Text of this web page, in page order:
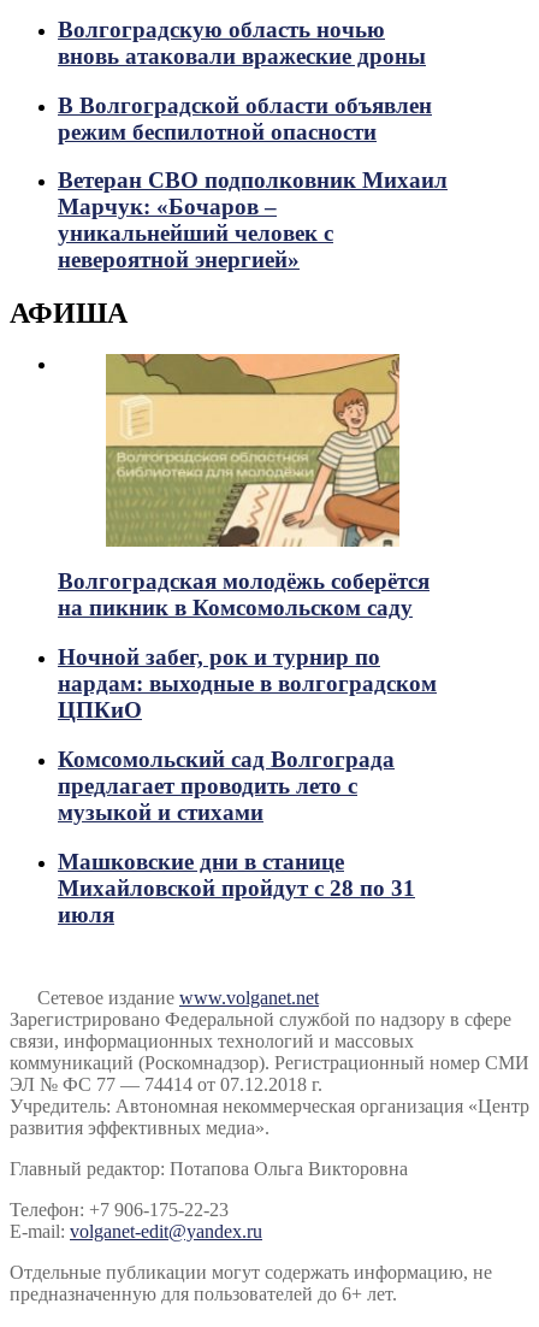
Волгоградскую область ночью
вновь атаковали вражеские дроны
В Волгоградской области объявлен
режим беспилотной опасности
Ветеран СВО подполковник Михаил
Марчук: «Бочаров –
уникальнейший человек с
невероятной энергией»
АФИША
Волгоградская молодёжь соберётся
на пикник в Комсомольском саду
Ночной забег, рок и турнир по
нардам: выходные в волгоградском
ЦПКиО
Комсомольский сад Волгограда
предлагает проводить лето с
музыкой и стихами
Машковские дни в станице
Михайловской пройдут с 28 по 31
июля
Сетевое издание www.volganet.net
Зарегистрировано Федеральной службой по надзору в сфере
связи, информационных технологий и массовых
коммуникаций (Роскомнадзор). Регистрационный номер СМИ
ЭЛ № ФС 77 — 74414 от 07.12.2018 г.
Учредитель: Автономная некоммерческая организация «Центр
развития эффективных медиа».
Главный редактор: Потапова Ольга Викторовна
Телефон: +7 906-175-22-23
E-mail: volganet-edit@yandex.ru
Отдельные публикации могут содержать информацию, не
предназначенную для пользователей до 6+ лет.